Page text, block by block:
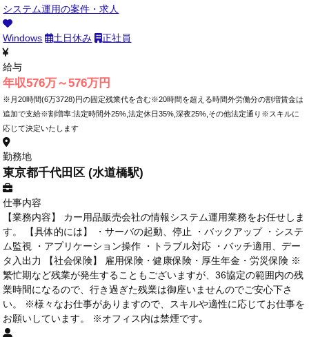
システム運用の案件・求人
Windows 土日休み 正社員
給与
年収576万～576万円
※月20時間(6万3728)円の固定残業代を含む※20時間を超える時間外労働分の割増賃金は
追加で支給※割増率:法定時間外25%,法定休日35%,深夜25%,その他法定通り※スキルに
応じて決定いたします
勤務地
東京都千代田区 (水道橋駅)
仕事内容
【業務内容】 カー用品販売会社の情報システム運用業務をお任せしま
す。 【具体的には】 ・サーバの起動、停止 ・バックアップ ・システ
ム監視 ・アプリケーション操作 ・トラブル対応 ・バッチ適用、デー
タ入出力 【社会保険】 雇用保険・健康保険・厚生年金・労災保険 ※
繁忙期など残業が発生することもございますが、36協定の範囲内の残
業時間になるので、行き過ぎた残業は御座いませんのでご安心下さ
い。 ※様々なお仕事がありますので、スキルや適性に応じてお仕事を
お願いしています。 ※オフィス内は禁煙です｡